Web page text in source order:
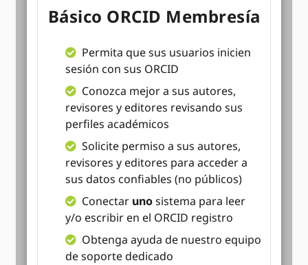
Básico ORCID Membresía
Permita que sus usuarios inicien
sesión con sus ORCID
Conozca mejor a sus autores,
revisores y editores revisando sus
perfiles académicos
Solicite permiso a sus autores,
revisores y editores para acceder a
sus datos confiables (no públicos)
Conectar unosistema para leer
y/o escribir en el ORCID registro
Obtenga ayuda de nuestro equipo
de soporte dedicado